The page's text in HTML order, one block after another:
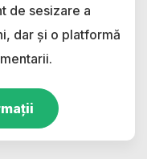
de sesizare a
dar și o platformă